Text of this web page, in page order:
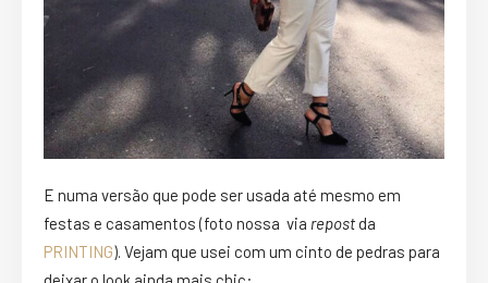
E numa versão que pode ser usada até mesmo em
festas e casamentos (foto nossa via repostda
PRINTING). Vejam que usei com um cinto de pedras para